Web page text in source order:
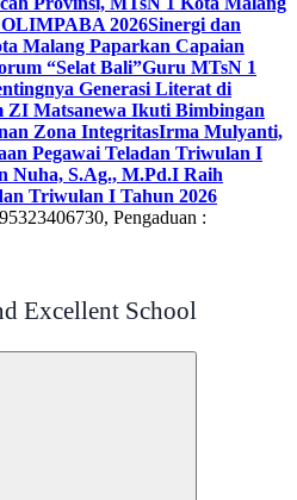
2026Sinergi dan
Malang Paparkan Capaian
“Selat Bali”Guru MTsN 1
Generasi Literat di
ZI Matsanewa Ikuti Bimbingan
Zona IntegritasIrma Mulyanti,
Pegawai Teladan Triwulan I
Nuha, S.Ag., M.Pd.I Raih
Triwulan I Tahun 2026
Pengaduan :
Excellent School